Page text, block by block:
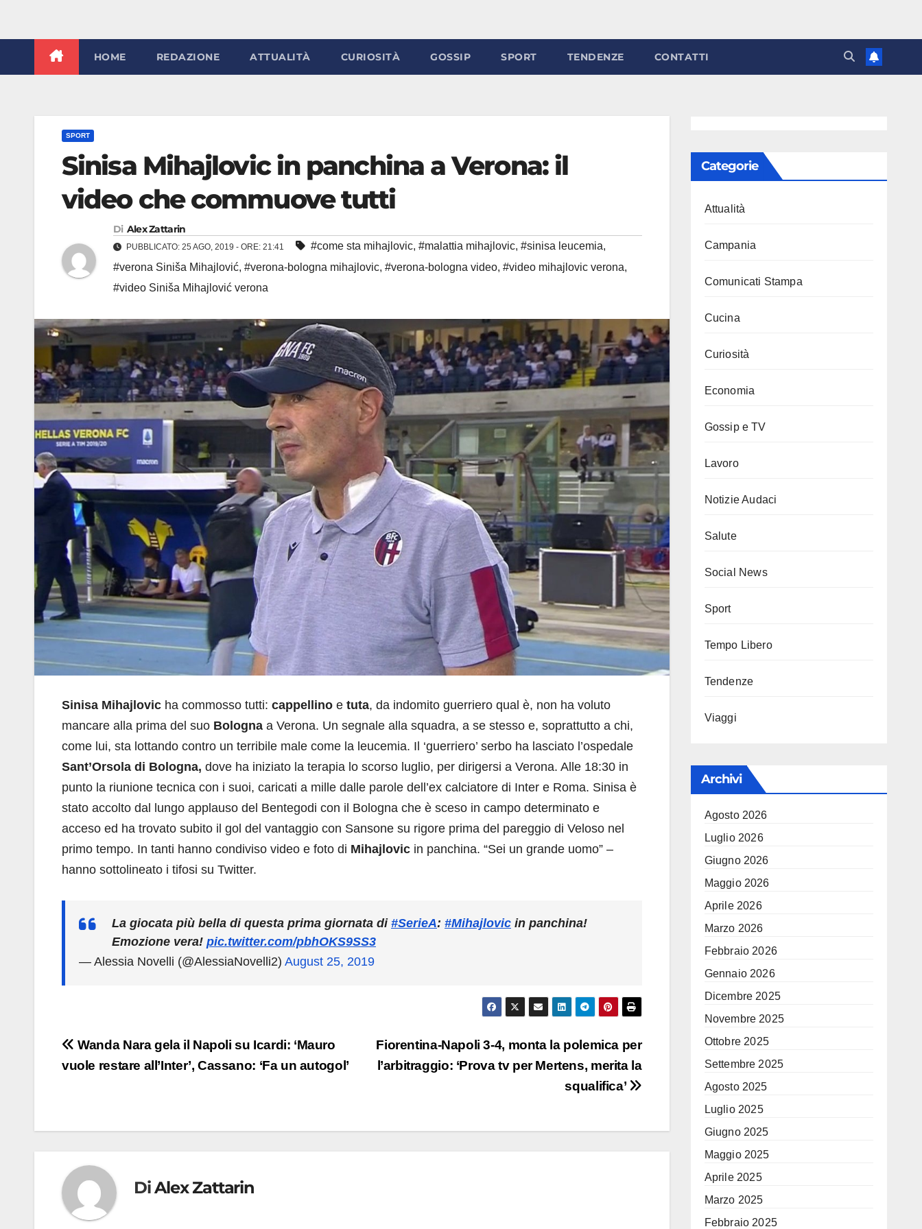
HOME REDAZIONE ATTUALITÀ CURIOSITÀ GOSSIP SPORT TENDENZE CONTATTI
SPORT
Sinisa Mihajlovic in panchina a Verona: il
video che commuove tutti
Di Alex Zattarin
PUBBLICATO: 25 AGO, 2019 - ORE: 21:41 #come sta mihajlovic, #malattia mihajlovic, #sinisa leucemia,
#verona Siniša Mihajlović, #verona-bologna mihajlovic, #verona-bologna video, #video mihajlovic verona,
#video Siniša Mihajlović verona
Sinisa Mihajlovic ha commosso tutti: cappellino e tuta, da indomito guerriero qual è, non ha voluto
mancare alla prima del suo Bologna a Verona. Un segnale alla squadra, a se stesso e, soprattutto a chi,
come lui, sta lottando contro un terribile male come la leucemia. Il ‘guerriero’ serbo ha lasciato l’ospedale
Sant’Orsola di Bologna, dove ha iniziato la terapia lo scorso luglio, per dirigersi a Verona. Alle 18:30 in
punto la riunione tecnica con i suoi, caricati a mille dalle parole dell’ex calciatore di Inter e Roma. Sinisa è
stato accolto dal lungo applauso del Bentegodi con il Bologna che è sceso in campo determinato e
acceso ed ha trovato subito il gol del vantaggio con Sansone su rigore prima del pareggio di Veloso nel
primo tempo. In tanti hanno condiviso video e foto di Mihajlovic in panchina. “Sei un grande uomo” –
hanno sottolineato i tifosi su Twitter.
La giocata più bella di questa prima giornata di #SerieA: #Mihajlovic in panchina!
Emozione vera! pic.twitter.com/pbhOKS9SS3
— Alessia Novelli (@AlessiaNovelli2) August 25, 2019
Navigazione
articoli
Fiorentina-Napoli 3-4, monta la polemica per
l’arbitraggio: ‘Prova tv per Mertens, merita la
squalifica’
Wanda Nara gela il Napoli su Icardi: ‘Mauro
vuole restare all’Inter’, Cassano: ‘Fa un autogol’
DiAlex Zattarin
Categorie
Attualità
Campania
Comunicati Stampa
Cucina
Curiosità
Economia
Gossip e TV
Lavoro
Notizie Audaci
Salute
Social News
Sport
Tempo Libero
Tendenze
Viaggi
Archivi
Agosto 2026
Luglio 2026
Giugno 2026
Maggio 2026
Aprile 2026
Marzo 2026
Febbraio 2026
Gennaio 2026
Dicembre 2025
Novembre 2025
Ottobre 2025
Settembre 2025
Agosto 2025
Luglio 2025
Giugno 2025
Maggio 2025
Aprile 2025
Marzo 2025
Febbraio 2025